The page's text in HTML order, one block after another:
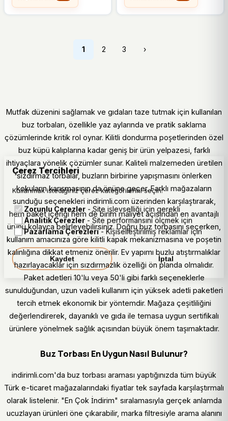
1 2 3 ›
Mutfak düzenini sağlamak ve gıdaları taze tutmak için kullanılan
buz torbaları, özellikle yaz aylarında ve pratik saklama
çözümlerinde kritik rol oynar. Kilitli dondurma poşetlerinden özel
buz küpü kalıplarına kadar geniş bir ürün yelpazesi, farklı
ihtiyaçlara yönelik çözümler sunar. Kaliteli malzemeden üretilen
sızdırmaz torbalar, buzların birbirine yapışmasını önlerken
kokuların karışmasının da önüne geçer. Farklı mağazaların
sunduğu seçenekleri indirimli.com üzerinden karşılaştırarak,
hem paket içeriği hem de birim maliyet açısından en avantajlı
ürünü kolayca belirleyebilirsiniz. Doğru buz torbasını seçerken,
kullanım amacınıza göre kilitli kapak mekanizmasına ve poşetin
kalınlığına dikkat etmeniz önerilir. Ev yapımı buzlu atıştırmalıklar
hazırlayacaklar için sızdırmazlık özelliği ön planda olmalıdır.
Paket adetleri 10'lu veya 50'li gibi farklı seçeneklerle
sunulduğundan, uzun vadeli kullanım için yüksek adetli paketleri
tercih etmek ekonomik bir yöntemdir. Mağaza çeşitliliğini
değerlendirerek, dayanıklı ve gıda ile temasa uygun sertifikalı
ürünlere yönelmek sağlık açısından büyük önem taşımaktadır.
Buz Torbası En Uygun Nasıl Bulunur?
indirimli.com'da buz torbası araması yaptığınızda tüm büyük
Türk e-ticaret mağazalarındaki fiyatlar tek sayfada karşılaştırmalı
olarak listelenir. "En Çok İndirim" sıralamasıyla gerçek anlamda
ucuzlayan ürünleri öne çıkarabilir, marka filtresiyle arama alanını
Çerez Tercihleri
Kullanmak istediğiniz çerez kategorilerini seçin.
Zorunlu Çerezler - Site işlevselliği için gerekli
Analitik Çerezler - Site performansını ölçmek için
Pazarlama Çerezleri- Kişiselleştirilmiş reklamlar için
Kaydet İptal